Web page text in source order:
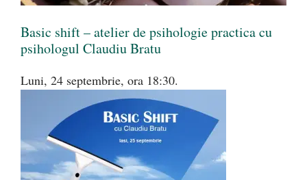
Basic shift – atelier de psihologie practica cu
psihologul Claudiu Bratu
Luni, 24 septembrie, ora 18:30.